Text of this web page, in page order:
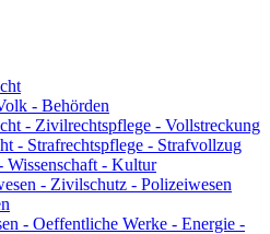
- Behörden
- Zivilrechtspflege - Vollstreckung
- Strafrechtspflege - Strafvollzug
Wissenschaft - Kultur
- Zivilschutz - Polizeiwesen
- Oeffentliche Werke - Energie -